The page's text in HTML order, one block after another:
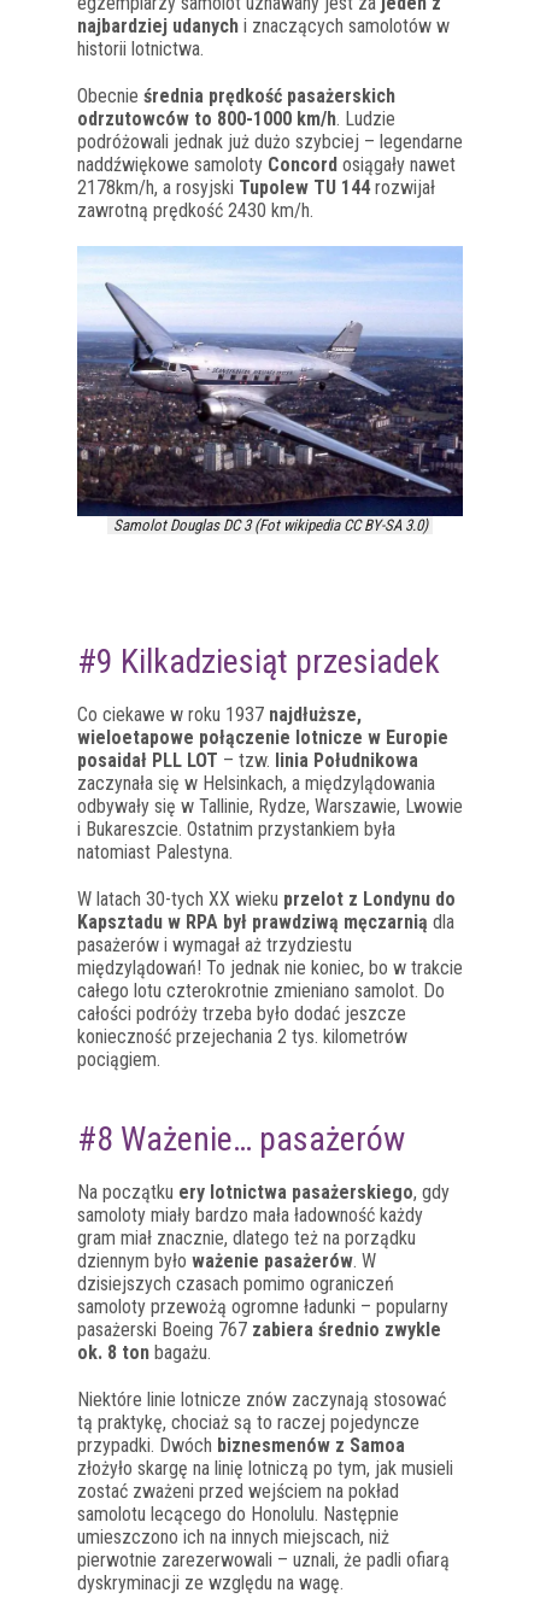
najbardziej udanych i znaczących samolotów w
historii lotnictwa.
Obecnie średnia prędkość pasażerskich
odrzutowców to 800-1000 km/h. Ludzie
podróżowali jednak już dużo szybciej – legendarne
naddźwiękowe samoloty Concord osiągały nawet
2178km/h, a rosyjski Tupolew TU 144rozwijał
zawrotną prędkość 2430 km/h.
Samolot Douglas DC 3 (Fot wikipedia CC BY-SA 3.0)
#9 Kilkadziesiąt przesiadek
Co ciekawe w roku 1937 najdłuższe,
wieloetapowe połączenie lotnicze w Europie
posaidał PLL LOT – tzw. linia Południkowa
zaczynała się w Helsinkach, a międzylądowania
odbywały się w Tallinie, Rydze, Warszawie, Lwowie
i Bukareszcie. Ostatnim przystankiem była
natomiast Palestyna.
W latach 30-tych XX wieku przelot z Londynu do
Kapsztadu w RPA był prawdziwą męczarnią dla
pasażerów i wymagał aż trzydziestu
międzylądowań! To jednak nie koniec, bo w trakcie
całego lotu czterokrotnie zmieniano samolot. Do
całości podróży trzeba było dodać jeszcze
konieczność przejechania 2 tys. kilometrów
pociągiem.
#8 Ważenie… pasażerów
Na początku ery lotnictwa pasażerskiego, gdy
samoloty miały bardzo mała ładowność każdy
gram miał znacznie, dlatego też na porządku
dziennym było ważenie pasażerów. W
dzisiejszych czasach pomimo ograniczeń
samoloty przewożą ogromne ładunki – popularny
pasażerski Boeing 767 zabiera średnio zwykle
ok. 8 ton bagażu.
Niektóre linie lotnicze znów zaczynają stosować
tą praktykę, chociaż są to raczej pojedyncze
przypadki. Dwóch biznesmenów z Samoa
złożyło skargę na linię lotniczą po tym, jak musieli
zostać zważeni przed wejściem na pokład
samolotu lecącego do Honolulu. Następnie
umieszczono ich na innych miejscach, niż
pierwotnie zarezerwowali – uznali, że padli ofiarą
dyskryminacji ze względu na wagę.